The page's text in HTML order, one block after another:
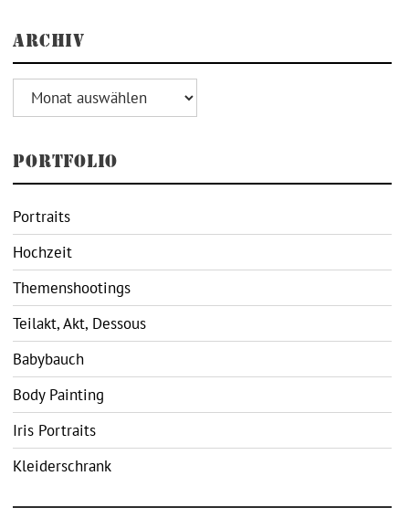
ARCHIV
Archiv
PORTFOLIO
Portraits
Hochzeit
Themenshootings
Teilakt, Akt, Dessous
Babybauch
Body Painting
Iris Portraits
Kleiderschrank